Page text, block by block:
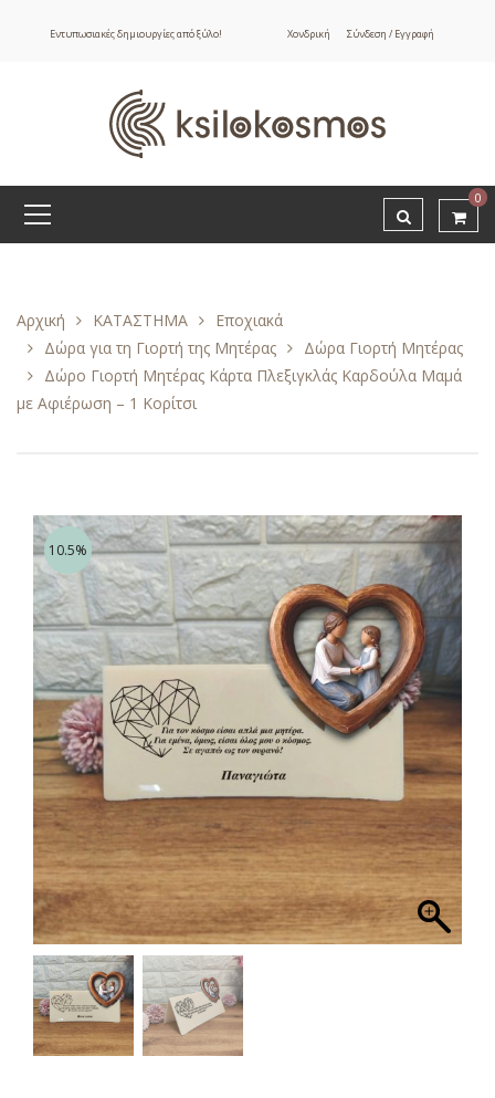
Εντυπωσιακές δημιουργίες από ξύλο! Χονδρική Σύνδεση / Εγγραφή
0
Αρχική ΚΑΤΑΣΤΗΜΑ
Εποχιακά
Δώρα για τη Γιορτή της Μητέρας
Δώρα Γιορτή Μητέρας
Δώρο Γιορτή Μητέρας Κάρτα Πλεξιγκλάς Καρδούλα Μαμά
με Αφιέρωση – 1 Κορίτσι
10.5%